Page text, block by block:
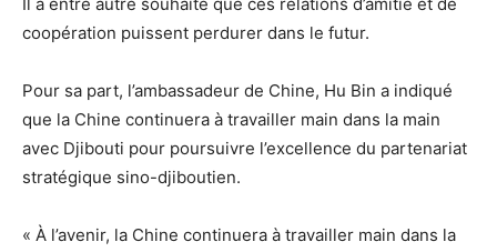
coopération puissent perdurer dans le futur.
Pour sa part, l’ambassadeur de Chine, Hu Bin a indiqué
que la Chine continuera à travailler main dans la main
avec Djibouti pour poursuivre l’excellence du partenariat
stratégique sino-djiboutien.
« À l’avenir, la Chine continuera à travailler main dans la